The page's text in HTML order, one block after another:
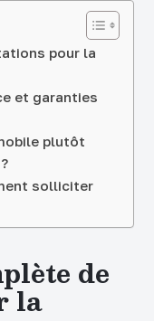
pour la
et garanties
plutôt
solliciter
de
la